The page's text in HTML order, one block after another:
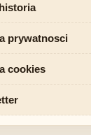
prywatnosci
cookies